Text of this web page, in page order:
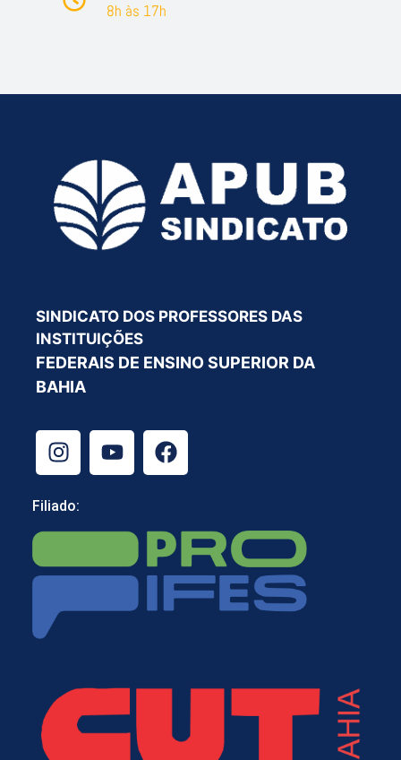
8h às 17h
SINDICATO DOS PROFESSORES DAS
INSTITUIÇÕES
FEDERAIS DE ENSINO SUPERIOR DA
BAHIA
Filiado: